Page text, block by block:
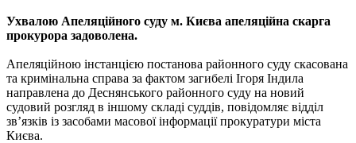
Ухвалою Апеляційного суду м. Києва апеляційна скарга
прокурора задоволена.
Апеляційною інстанцією постанова районного суду скасована
та кримінальна справа за фактом загибелі Ігоря Індила
направлена до Деснянського районного суду на новий
судовий розгляд в іншому складі суддів, повідомляє відділ
зв’язків із засобами масової інформації прокуратури міста
Києва.